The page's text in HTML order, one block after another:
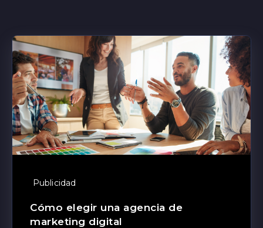
Publicidad
Cómo elegir una agencia de
marketing digital